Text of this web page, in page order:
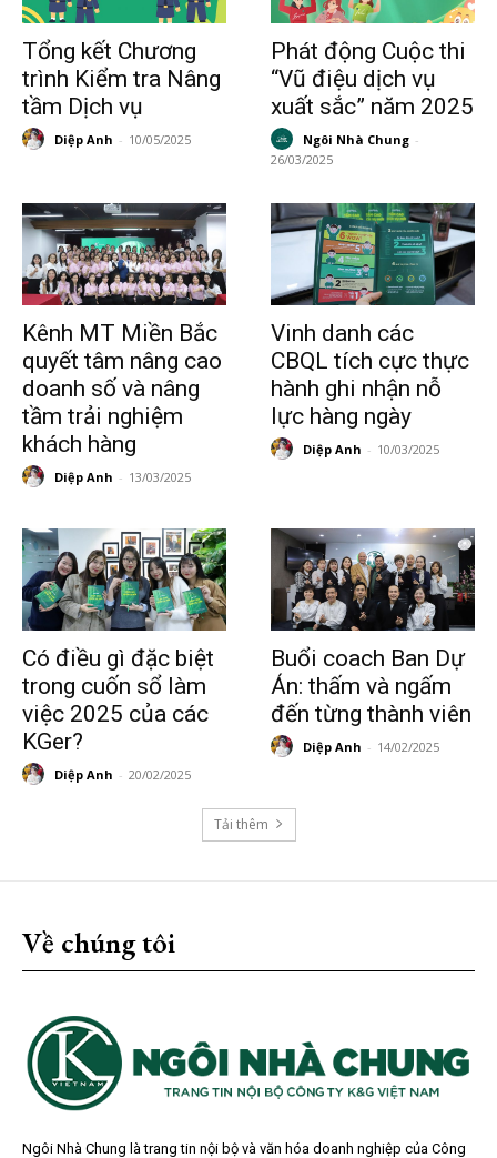
Tổng kết Chương
trình Kiểm tra Nâng
tầm Dịch vụ
Diệp Anh - 10/05/2025
Phát động Cuộc thi
“Vũ điệu dịch vụ
xuất sắc” năm 2025
Ngôi Nhà Chung -
26/03/2025
Kênh MT Miền Bắc
quyết tâm nâng cao
doanh số và nâng
tầm trải nghiệm
khách hàng
Diệp Anh - 13/03/2025
Vinh danh các
CBQL tích cực thực
hành ghi nhận nỗ
lực hàng ngày
Diệp Anh - 10/03/2025
Có điều gì đặc biệt
trong cuốn sổ làm
việc 2025 của các
KGer?
Diệp Anh - 20/02/2025
Buổi coach Ban Dự
Án: thấm và ngấm
đến từng thành viên
Diệp Anh - 14/02/2025
Tải thêm
Về chúng tôi
Ngôi Nhà Chung là trang tin nội bộ và văn hóa doanh nghiệp của Công